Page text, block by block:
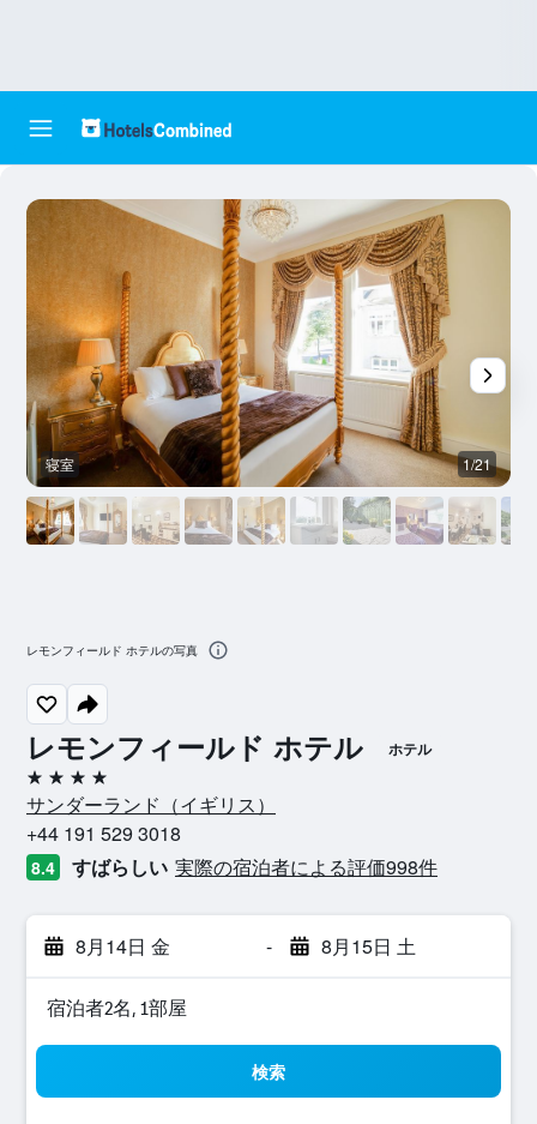
レモンフィールド ホテル ホテル
4つ星
サンダーランド​（イギリス​）​
+44 191 529 3018
8.4 すばらしい 実際の宿泊者による評価998​件
8月14日 金 - 8月15日 土
宿泊者2名, 1​部屋
検索
寝室 1/21
レモンフィールド ホテルの写真